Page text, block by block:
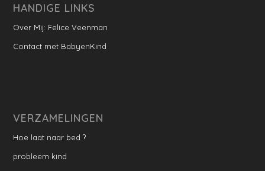
HANDIGE LINKS
Over Mij: Felice Veenman
Contact met BabyenKind
VERZAMELINGEN
Hoe laat naar bed ?
probleem kind